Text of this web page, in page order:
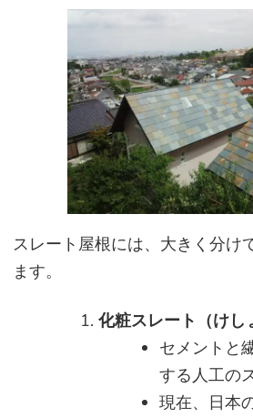
スレート屋根には、大きく分け
ます。
化粧スレート（けし
セメントと
する人工の
現在、日本